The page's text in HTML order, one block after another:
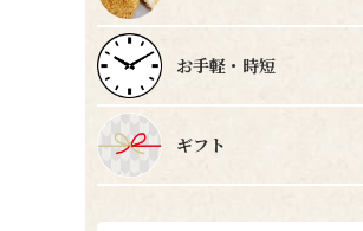
お手軽・時短
ギフト